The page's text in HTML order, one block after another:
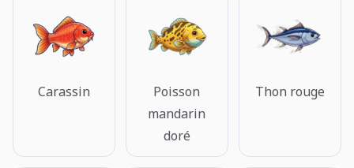
Carassin
Poisson
mandarin
doré
Thon rouge